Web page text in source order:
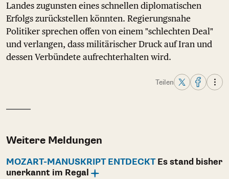
Landes zugunsten eines schnellen diplomatischen
Erfolgs zurückstellen könnten. Regierungsnahe
Politiker sprechen offen von einem "schlechten Deal"
und verlangen, dass militärischer Druck auf Iran und
dessen Verbündete aufrechterhalten wird.
Teilen
Weitere Meldungen
MOZART-MANUSKRIPT ENTDECKTEs stand bisher
unerkannt im Regal